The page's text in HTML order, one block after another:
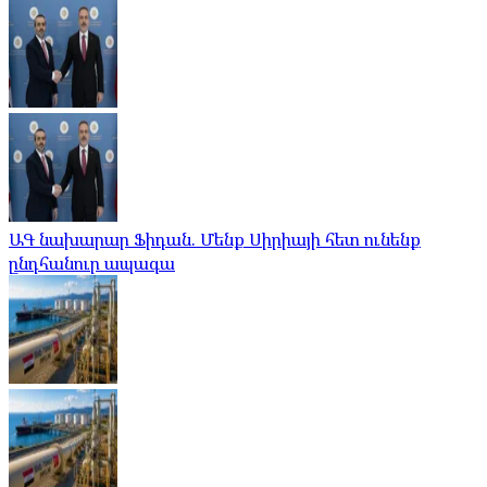
ԱԳ նախարար Ֆիդան. Մենք Սիրիայի հետ ունենք
ընդհանուր ապագա